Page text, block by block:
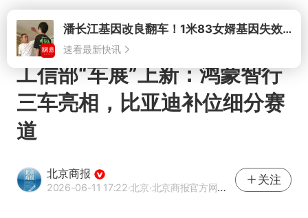
打开 潘长江基因改良翻车！1米83女婿基因失效，12岁外孙身高只到姥爷下巴
速看最新快讯
工信部“车展”上新：鸿蒙智行
三车亮相，比亚迪补位细分赛
道
北京商报
2026-06-11 17:22·北京·北京商报官方网易号
关注